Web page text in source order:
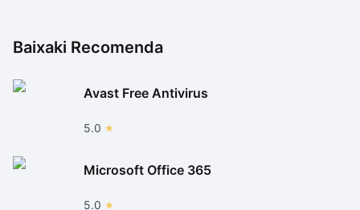
Baixaki Recomenda
Avast Free Antivirus
5.0
Microsoft Office 365
5.0